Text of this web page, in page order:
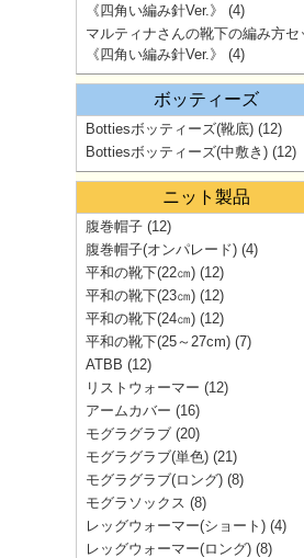
《四角い編み針Ver.》
(4)
マルティナさんの靴下の編み方セ
《四角い編み針Ver.》
(4)
ボッティーズ
Bottiesボッティーズ(靴底) (12)
Bottiesボッティーズ(中敷き) (12)
ニット製品
腹巻帽子 (12)
腹巻帽子(オンパレード) (4)
平和の靴下(22㎝) (12)
平和の靴下(23㎝) (12)
平和の靴下(24㎝) (12)
平和の靴下(25～27cm) (7)
ATBB (12)
リストウォーマー (12)
アームカバー (16)
モグラグラブ (20)
モグラグラブ(単色) (21)
モグラグラブ(ロング) (8)
モグラソックス (8)
レッグウォーマー(ショート) (4)
レッグウォーマー(ロング) (8)